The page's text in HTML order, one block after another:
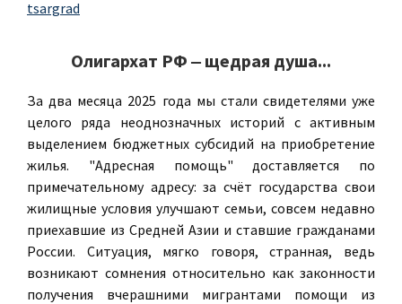
tsargrad
Олигархат РФ ‒ щедрая душа...
За два месяца 2025 года мы стали свидетелями уже
целого ряда неоднозначных историй с активным
выделением бюджетных субсидий на приобретение
жилья. "Адресная помощь" доставляется по
примечательному адресу: за счёт государства свои
жилищные условия улучшают семьи, совсем недавно
приехавшие из Средней Азии и ставшие гражданами
России. Ситуация, мягко говоря, странная, ведь
возникают сомнения относительно как законности
получения вчерашними мигрантами помощи из